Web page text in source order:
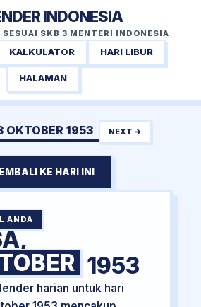
INDONESIA
SESUAI SKB 3 MENTERI INDONESIA
KALKULATOR HARI LIBUR
HALAMAN
OKTOBER 1953 NEXT →
KE HARI INI
ANDA
1953
harian untuk hari